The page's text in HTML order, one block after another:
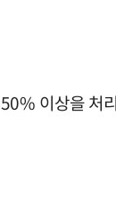
이상을 처